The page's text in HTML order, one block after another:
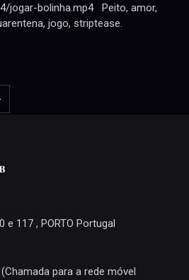
jogar-bolinha.mp4 Peito, amor,
jogo, striptease.
e 117 , PORTO Portugal
(Chamada para a rede móvel